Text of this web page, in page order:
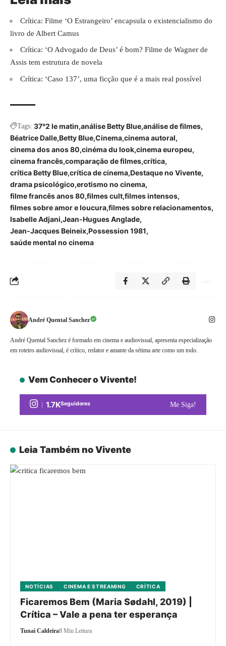
Crítica: Filme ‘O Estrangeiro’ encapsula o existencialismo do
livro de Albert Camus
Crítica: ‘O Advogado de Deus’ é bom? Filme de Wagner de
Assis tem estrutura de novela
Crítica: ‘Caso 137’, uma ficção que é a mais real possível
Tags: 37°2 le matin análise Betty Blue análise de filmes
Béatrice Dalle Betty Blue Cinema cinema autoral
cinema dos anos 80 cinéma du look cinema europeu
cinema francês comparação de filmes crítica
crítica Betty Blue crítica de cinema Destaque no Vivente
drama psicológico erotismo no cinema
filme francês anos 80 filmes cult filmes intensos
filmes sobre amor e loucura filmes sobre relacionamentos
Isabelle Adjani Jean-Hugues Anglade
Jean-Jacques Beineix Possession 1981
saúde mental no cinema
André Quental Sanchez
André Quental Sanchez é formado em cinema e audiovisual, apresenta especialização
em roteiro audiovisual, é crítico, redator e amante da sétima arte como um todo.
Vem Conhecer o Vivente!
1.7KSeguidores Me Siga!
Leia Também no Vivente
NOTÍCIAS CINEMA E STREAMING CRÍTICA
Ficaremos Bem (Maria Sødahl, 2019) |
Crítica – Vale a pena ter esperança
Tunai Caldeira8 Min Leitura